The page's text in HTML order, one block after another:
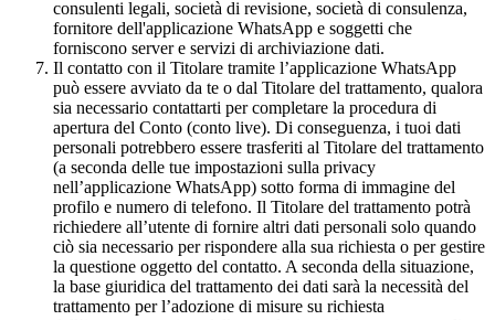
consulenti legali, società di revisione, società di consulenza,
fornitore dell'applicazione WhatsApp e soggetti che
forniscono server e servizi di archiviazione dati.
Il contatto con il Titolare tramite l’applicazione WhatsApp
può essere avviato da te o dal Titolare del trattamento, qualora
sia necessario contattarti per completare la procedura di
apertura del Conto (conto live). Di conseguenza, i tuoi dati
personali potrebbero essere trasferiti al Titolare del trattamento
(a seconda delle tue impostazioni sulla privacy
nell’applicazione WhatsApp) sotto forma di immagine del
profilo e numero di telefono. Il Titolare del trattamento potrà
richiedere all’utente di fornire altri dati personali solo quando
ciò sia necessario per rispondere alla sua richiesta o per gestire
la questione oggetto del contatto. A seconda della situazione,
la base giuridica del trattamento dei dati sarà la necessità del
trattamento per l’adozione di misure su richiesta